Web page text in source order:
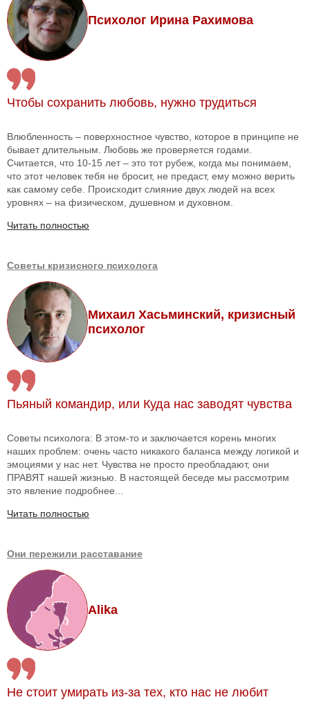
Психолог Ирина Рахимова
Чтобы сохранить любовь, нужно трудиться
Влюбленность – поверхностное чувство, которое в принципе не
бывает длительным. Любовь же проверяется годами.
Считается, что 10-15 лет – это тот рубеж, когда мы понимаем,
что этот человек тебя не бросит, не предаст, ему можно верить
как самому себе. Происходит слияние двух людей на всех
уровнях – на физическом, душевном и духовном.
Читать полностью
Советы кризисного психолога
Михаил Хасьминский, кризисный
психолог
Пьяный командир, или Куда нас заводят чувства
Советы психолога: В этом-то и заключается корень многих
наших проблем: очень часто никакого баланса между логикой и
эмоциями у нас нет. Чувства не просто преобладают, они
ПРАВЯТ нашей жизнью. В настоящей беседе мы рассмотрим
это явление подробнее...
Читать полностью
Они пережили расставание
Alika
Не стоит умирать из-за тех, кто нас не любит